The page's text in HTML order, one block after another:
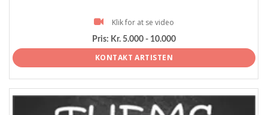
Klik for at se video
Pris: Kr. 5.000 - 10.000
KONTAKT ARTISTEN